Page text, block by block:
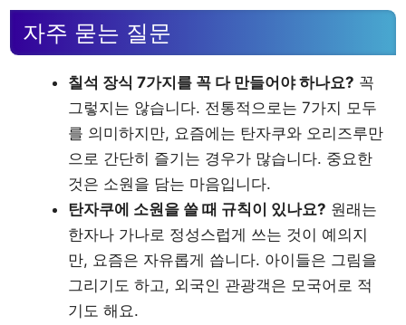
자주 묻는 질문
칠석 장식 7가지를 꼭 다 만들어야 하나요? 꼭
그렇지는 않습니다. 전통적으로는 7가지 모두
를 의미하지만, 요즘에는 탄자쿠와 오리즈루만
으로 간단히 즐기는 경우가 많습니다. 중요한
것은 소원을 담는 마음입니다.
탄자쿠에 소원을 쓸 때 규칙이 있나요? 원래는
한자나 가나로 정성스럽게 쓰는 것이 예의지
만, 요즘은 자유롭게 씁니다. 아이들은 그림을
그리기도 하고, 외국인 관광객은 모국어로 적
기도 해요.